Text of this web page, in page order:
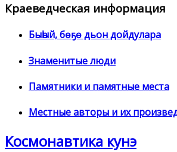
Краеведческая информация
Быһый, бөҕө дьон дойдулара
Знаменитые люди
Памятники и памятные места
Местные авторы и их
Космонавтика кунэ